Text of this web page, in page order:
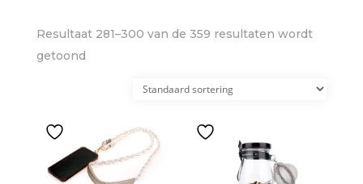
Resultaat 281–300 van de 359 resultaten wordt
getoond